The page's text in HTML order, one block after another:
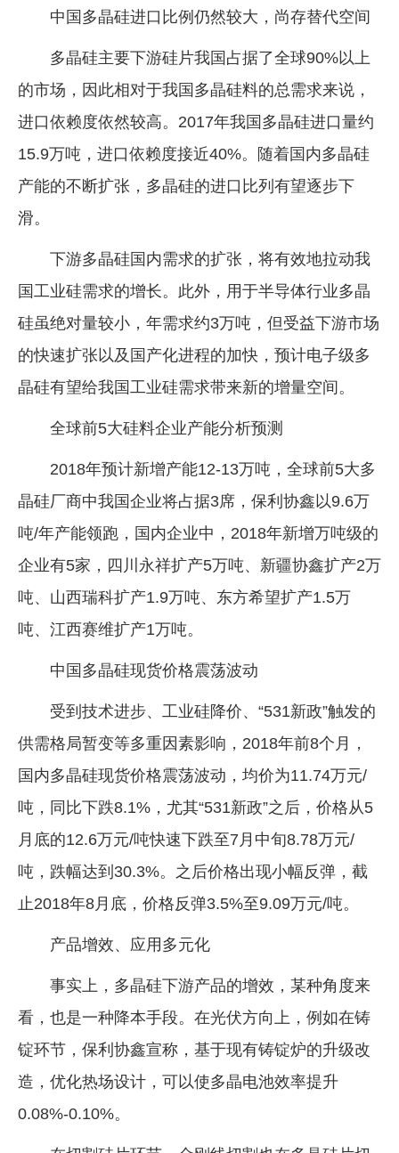
中国多晶硅进口比例仍然较大，尚存替代空间
多晶硅主要下游硅片我国占据了全球90%以上
的市场，因此相对于我国多晶硅料的总需求来说，
进口依赖度依然较高。2017年我国多晶硅进口量约
15.9万吨，进口依赖度接近40%。随着国内多晶硅
产能的不断扩张，多晶硅的进口比列有望逐步下
滑。
下游多晶硅国内需求的扩张，将有效地拉动我
国工业硅需求的增长。此外，用于半导体行业多晶
硅虽绝对量较小，年需求约3万吨，但受益下游市场
的快速扩张以及国产化进程的加快，预计电子级多
晶硅有望给我国工业硅需求带来新的增量空间。
全球前5大硅料企业产能分析预测
2018年预计新增产能12-13万吨，全球前5大多
晶硅厂商中我国企业将占据3席，保利协鑫以9.6万
吨/年产能领跑，国内企业中，2018年新增万吨级的
企业有5家，四川永祥扩产5万吨、新疆协鑫扩产2万
吨、山西瑞科扩产1.9万吨、东方希望扩产1.5万
吨、江西赛维扩产1万吨。
中国多晶硅现货价格震荡波动
受到技术进步、工业硅降价、“531新政”触发的
供需格局暂变等多重因素影响，2018年前8个月，
国内多晶硅现货价格震荡波动，均价为11.74万元/
吨，同比下跌8.1%，尤其“531新政”之后，价格从5
月底的12.6万元/吨快速下跌至7月中旬8.78万元/
吨，跌幅达到30.3%。之后价格出现小幅反弹，截
止2018年8月底，价格反弹3.5%至9.09万元/吨。
产品增效、应用多元化
事实上，多晶硅下游产品的增效，某种角度来
看，也是一种降本手段。在光伏方向上，例如在铸
锭环节，保利协鑫宣称，基于现有铸锭炉的升级改
造，优化热场设计，可以使多晶电池效率提升
0.08%-0.10%。